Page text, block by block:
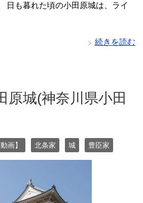
日も暮れた頃の小田原城は、ライ
続きを読む
原城(神奈川県小田
動画】 北条家 城 豊臣家